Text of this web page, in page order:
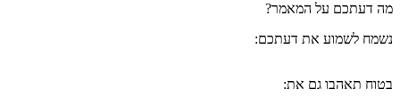
מה דעתכם על המאמר?
נשמח לשמוע את דעתכם:
בטוח תאהבו גם את: